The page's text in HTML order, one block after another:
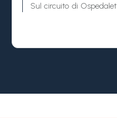
Sul circuito di